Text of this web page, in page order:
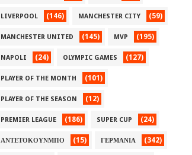
LIVERPOOL (146) MANCHESTER CITY (59)
MANCHESTER UNITED (145) MVP (195)
NAPOLI (24) OLYMPIC GAMES (127)
PLAYER OF THE MONTH (101)
PLAYER OF THE SEASON (12)
PREMIER LEAGUE (186) SUPER CUP (24)
ΑΝΤΕΤΟΚΟΥΝΜΠΟ (15) ΓΕΡΜΑΝΙΑ (342)